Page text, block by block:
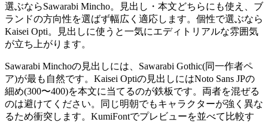
選ぶならSawarabi Mincho。見出し・本文どちらにも使え、ブ
ランドの方向性を選ばず幅広く適応します。個性で選ぶなら
Kaisei Opti。見出しに使うと一気にエディトリアルな雰囲気
が立ち上がります。
Sawarabi Minchoの見出しには、Sawarabi Gothic(同一作者ペ
ア)が最も自然です。Kaisei Optiの見出しにはNoto Sans JPの
細め(300〜400)を本文に当てるのが鉄板です。両者を混ぜる
のは避けてください。同じ明朝でもキャラクターが強く異な
るため衝突します。KumiFontでプレビューを並べて比較す